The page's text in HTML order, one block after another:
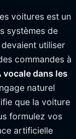
voitures est un
systèmes de
utiliser
commandes à
vocale dans les
naturel
que la voiture
formulez vos
artificielle